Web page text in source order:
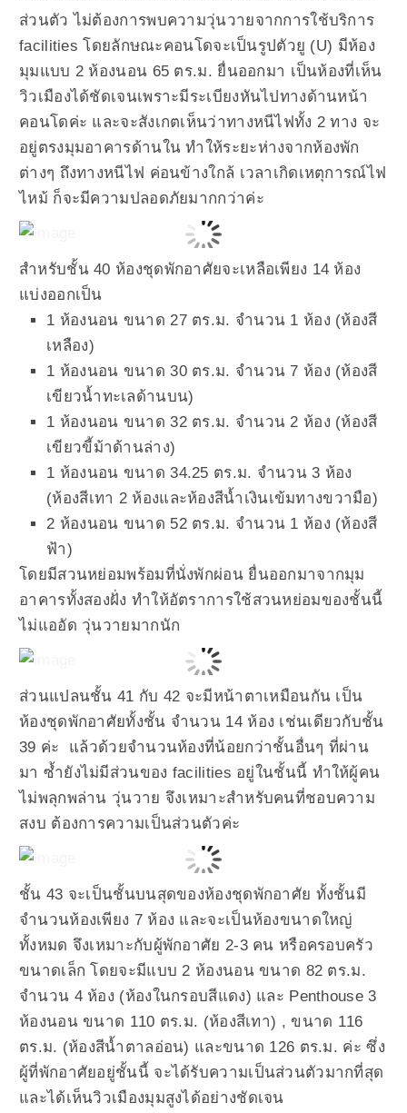
ส่วนตัว ไม่ต้องการพบความวุ่นวายจากการใช้บริการ
facilities โดยลักษณะคอนโดจะเป็นรูปตัวยู (U) มีห้อง
มุมแบบ 2 ห้องนอน 65 ตร.ม. ยื่นออกมา เป็นห้องที่เห็น
วิวเมืองได้ชัดเจนเพราะมีระเบียงหันไปทางด้านหน้า
คอนโดค่ะ และจะสังเกตเห็นว่าทางหนีไฟทั้ง 2 ทาง จะ
อยู่ตรงมุมอาคารด้านใน ทำให้ระยะห่างจากห้องพัก
ต่างๆ ถึงทางหนีไฟ ค่อนข้างใกล้ เวลาเกิดเหตุการณ์ไฟ
ไหม้ ก็จะมีความปลอดภัยมากกว่าค่ะ
สำหรับชั้น 40 ห้องชุดพักอาศัยจะเหลือเพียง 14 ห้อง
แบ่งออกเป็น
1 ห้องนอน ขนาด 27 ตร.ม. จำนวน 1 ห้อง (ห้องสี
เหลือง)
1 ห้องนอน ขนาด 30 ตร.ม. จำนวน 7 ห้อง (ห้องสี
เขียวน้ำทะเลด้านบน)
1 ห้องนอน ขนาด 32 ตร.ม. จำนวน 2 ห้อง (ห้องสี
เขียวขี้ม้าด้านล่าง)
1 ห้องนอน ขนาด 34.25 ตร.ม. จำนวน 3 ห้อง
(ห้องสีเทา 2 ห้องและห้องสีน้ำเงินเข้มทางขวามือ)
2 ห้องนอน ขนาด 52 ตร.ม. จำนวน 1 ห้อง (ห้องสี
ฟ้า)
โดยมีสวนหย่อมพร้อมที่นั่งพักผ่อน ยื่นออกมาจากมุม
อาคารทั้งสองฝั่ง ทำให้อัตราการใช้สวนหย่อมของชั้นนี้
ไม่แออัด วุ่นวายมากนัก
ส่วนแปลนชั้น 41 กับ 42 จะมีหน้าตาเหมือนกัน เป็น
ห้องชุดพักอาศัยทั้งชั้น จำนวน 14 ห้อง เช่นเดียวกับชั้น
39 ค่ะ แล้วด้วยจำนวนห้องที่น้อยกว่าชั้นอื่นๆ ที่ผ่าน
มา ซ้ำยังไม่มีส่วนของ facilities อยู่ในชั้นนี้ ทำให้ผู้คน
ไม่พลุกพล่าน วุ่นวาย จึงเหมาะสำหรับคนที่ชอบความ
สงบ ต้องการความเป็นส่วนตัวค่ะ
ชั้น 43 จะเป็นชั้นบนสุดของห้องชุดพักอาศัย ทั้งชั้นมี
จำนวนห้องเพียง 7 ห้อง และจะเป็นห้องขนาดใหญ่
ทั้งหมด จึงเหมาะกับผู้พักอาศัย 2-3 คน หรือครอบครัว
ขนาดเล็ก โดยจะมีแบบ 2 ห้องนอน ขนาด 82 ตร.ม.
จำนวน 4 ห้อง (ห้องในกรอบสีแดง) และ Penthouse 3
ห้องนอน ขนาด 110 ตร.ม. (ห้องสีเทา) , ขนาด 116
ตร.ม. (ห้องสีน้ำตาลอ่อน) และขนาด 126 ตร.ม. ค่ะ ซึ่ง
ผู้ที่พักอาศัยอยู่ชั้นนี้ จะได้รับความเป็นส่วนตัวมากที่สุด
และได้เห็นวิวเมืองมุมสูงได้อย่างชัดเจน